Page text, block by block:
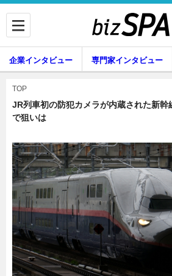
企業インタビュー
副業
グルメ
企業インタビュー 専門家インタビュー
暮らし
TOP
JR列車初の防犯カメラが内蔵された新幹
で狙いは